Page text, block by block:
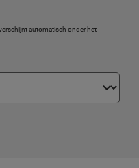
automatisch onder het